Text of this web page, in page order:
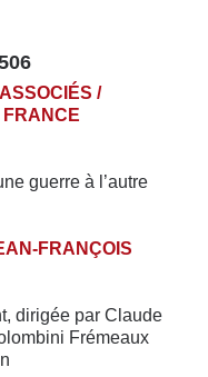
/
FRANCE
guerre à l’autre
FRANÇOIS
dirigée par Claude
Frémeaux